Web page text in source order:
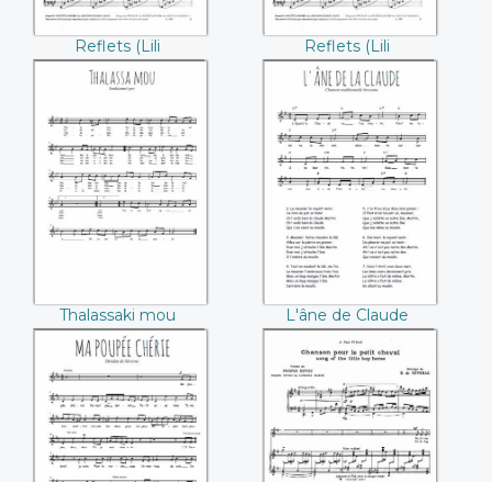
Reflets (Lili
Boulanger)
Reflets (Lili
Boulanger)
Thalassaki mou
Thalassaki mou
L'âne de Claude
L'âne de Claude
Ma poupée chérie
(Déodat de
Séverac)
Chanson pour le
petit cheval
(Déodat de